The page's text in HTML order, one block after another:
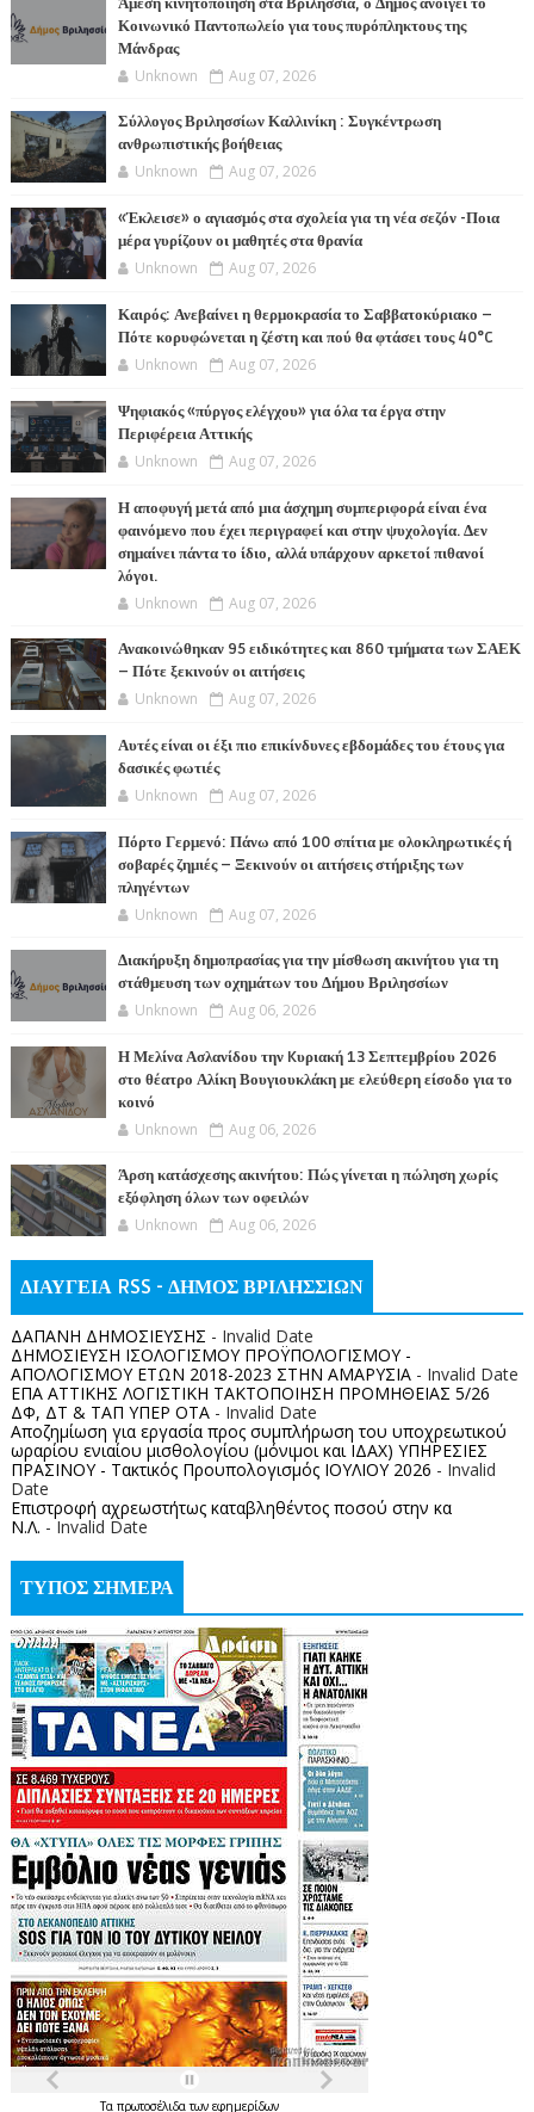
Άμεση κινητοποίηση στα Βριλήσσια, ο Δήμος ανοίγει το
Κοινωνικό Παντοπωλείο για τους πυρόπληκτους της
Μάνδρας
Unknown Aug 07, 2026
Σύλλογος Βριλησσίων Καλλινίκη : Συγκέντρωση
ανθρωπιστικής βοήθειας
Unknown Aug 07, 2026
«Έκλεισε» ο αγιασμός στα σχολεία για τη νέα σεζόν -Ποια
μέρα γυρίζουν οι μαθητές στα θρανία
Unknown Aug 07, 2026
Καιρός: Ανεβαίνει η θερμοκρασία το Σαββατοκύριακο –
Πότε κορυφώνεται η ζέστη και πού θα φτάσει τους 40°C
Unknown Aug 07, 2026
Ψηφιακός «πύργος ελέγχου» για όλα τα έργα στην
Περιφέρεια Αττικής
Unknown Aug 07, 2026
Η αποφυγή μετά από μια άσχημη συμπεριφορά είναι ένα
φαινόμενο που έχει περιγραφεί και στην ψυχολογία. Δεν
σημαίνει πάντα το ίδιο, αλλά υπάρχουν αρκετοί πιθανοί
λόγοι.
Unknown Aug 07, 2026
Ανακοινώθηκαν 95 ειδικότητες και 860 τμήματα των ΣΑΕΚ
– Πότε ξεκινούν οι αιτήσεις
Unknown Aug 07, 2026
Αυτές είναι οι έξι πιο επικίνδυνες εβδομάδες του έτους για
δασικές φωτιές
Unknown Aug 07, 2026
Πόρτο Γερμενό: Πάνω από 100 σπίτια με ολοκληρωτικές ή
σοβαρές ζημιές – Ξεκινούν οι αιτήσεις στήριξης των
πληγέντων
Unknown Aug 07, 2026
Διακήρυξη δημοπρασίας για την μίσθωση ακινήτου για τη
στάθμευση των οχημάτων του Δήμου Βριλησσίων
Unknown Aug 06, 2026
Η Μελίνα Ασλανίδου την Kυριακή 13 Σεπτεμβρίου 2026
στο θέατρο Αλίκη Βουγιουκλάκη με ελεύθερη είσοδο για το
κοινό
Unknown Aug 06, 2026
Άρση κατάσχεσης ακινήτου: Πώς γίνεται η πώληση χωρίς
εξόφληση όλων των οφειλών
Unknown Aug 06, 2026
ΔΙΑΥΓΕΙΑ RSS - ΔΗΜΟΣ ΒΡΙΛΗΣΣΙΩΝ
ΔΑΠΑΝΗ ΔΗΜΟΣΙΕΥΣΗΣ - Invalid Date
ΔΗΜΟΣΙΕΥΣΗ ΙΣΟΛΟΓΙΣΜΟΥ ΠΡΟΫΠΟΛΟΓΙΣΜΟΥ -
ΑΠΟΛΟΓΙΣΜΟΥ ΕΤΩΝ 2018-2023 ΣΤΗΝ ΑΜΑΡΥΣΙΑ- Invalid Date
ΕΠΑ ΑΤΤΙΚΗΣ ΛΟΓΙΣΤΙΚΗ ΤΑΚΤΟΠΟΙΗΣΗ ΠΡΟΜΗΘΕΙΑΣ 5/26
ΔΦ, ΔΤ & ΤΑΠ ΥΠΕΡ ΟΤΑ- Invalid Date
Αποζημίωση για εργασία προς συμπλήρωση του υποχρεωτικού
ωραρίου ενιαίου μισθολογίου (μόνιμοι και ΙΔΑΧ) ΥΠΗΡΕΣΙΕΣ
ΠΡΑΣΙΝΟΥ - Τακτικός Προυπολογισμός ΙΟΥΛΙΟΥ 2026 - Invalid
Date
Επιστροφή αχρεωστήτως καταβληθέντος ποσoύ στην κα
Ν.Λ. - Invalid Date
ΤΥΠΟΣ ΣΗΜΕΡΑ
Τα πρωτοσέλιδατων εφημερίδων